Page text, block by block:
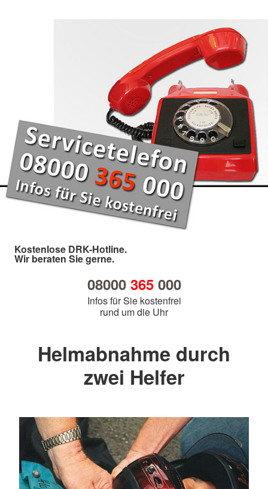
Kostenlose DRK-Hotline.
Wir beraten Sie gerne.
08000 365000
Infos für Sie kostenfrei
rund um die Uhr
Helmabnahme durch
zwei Helfer